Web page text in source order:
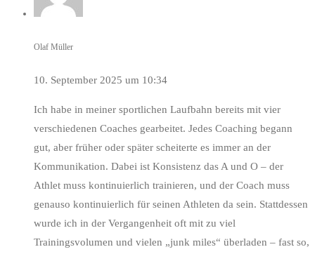
Olaf Müller
10. September 2025 um 10:34
Ich habe in meiner sportlichen Laufbahn bereits mit vier
verschiedenen Coaches gearbeitet. Jedes Coaching begann
gut, aber früher oder später scheiterte es immer an der
Kommunikation. Dabei ist Konsistenz das A und O – der
Athlet muss kontinuierlich trainieren, und der Coach muss
genauso kontinuierlich für seinen Athleten da sein. Stattdessen
wurde ich in der Vergangenheit oft mit zu viel
Trainingsvolumen und vielen „junk miles“ überladen – fast so,